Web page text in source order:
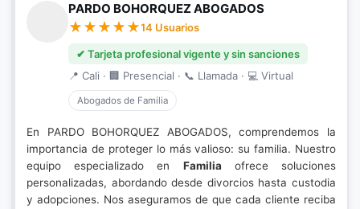
PARDO BOHORQUEZ ABOGADOS
14 Usuarios
✔ Tarjeta profesional vigente y sin sanciones
📍 Cali · 🏢 Presencial · 📞 Llamada · 💻 Virtual
Abogados de Familia
En PARDO BOHORQUEZ ABOGADOS, comprendemos la
importancia de proteger lo más valioso: su familia. Nuestro
equipo especializado en Familia ofrece soluciones
personalizadas, abordando desde divorcios hasta custodia
y adopciones. Nos aseguramos de que cada cliente reciba